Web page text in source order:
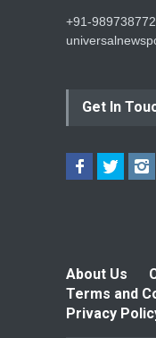
+91-
Get In
About Us
Terms and
Privacy